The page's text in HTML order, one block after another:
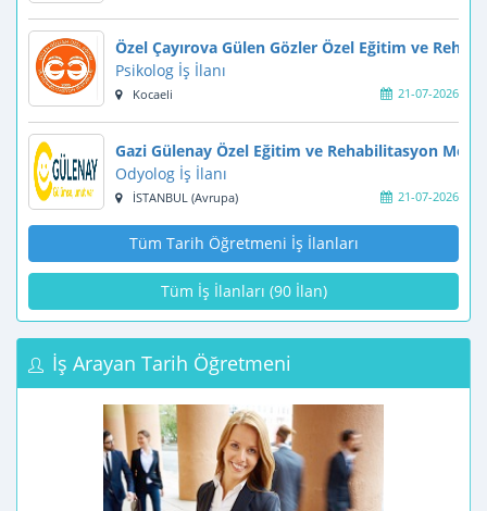
Özel Çayırova Gülen Gözler Özel Eğitim ve
Psikolog İş İlanı
21-07-2026
Kocaeli
Gazi Gülenay Özel Eğitim ve Rehabilitasyon
Odyolog İş İlanı
21-07-2026
İSTANBUL (Avrupa)
Tüm Tarih Öğretmeni İş İlanları
Tüm İş İlanları (90 İlan)
İş Arayan Tarih Öğretmeni